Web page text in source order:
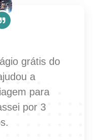
grátis do
a
para
por 3